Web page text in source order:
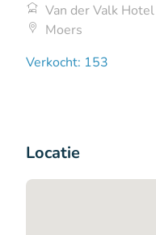
Van der Valk
Moers
Verkocht: 153
Locatie